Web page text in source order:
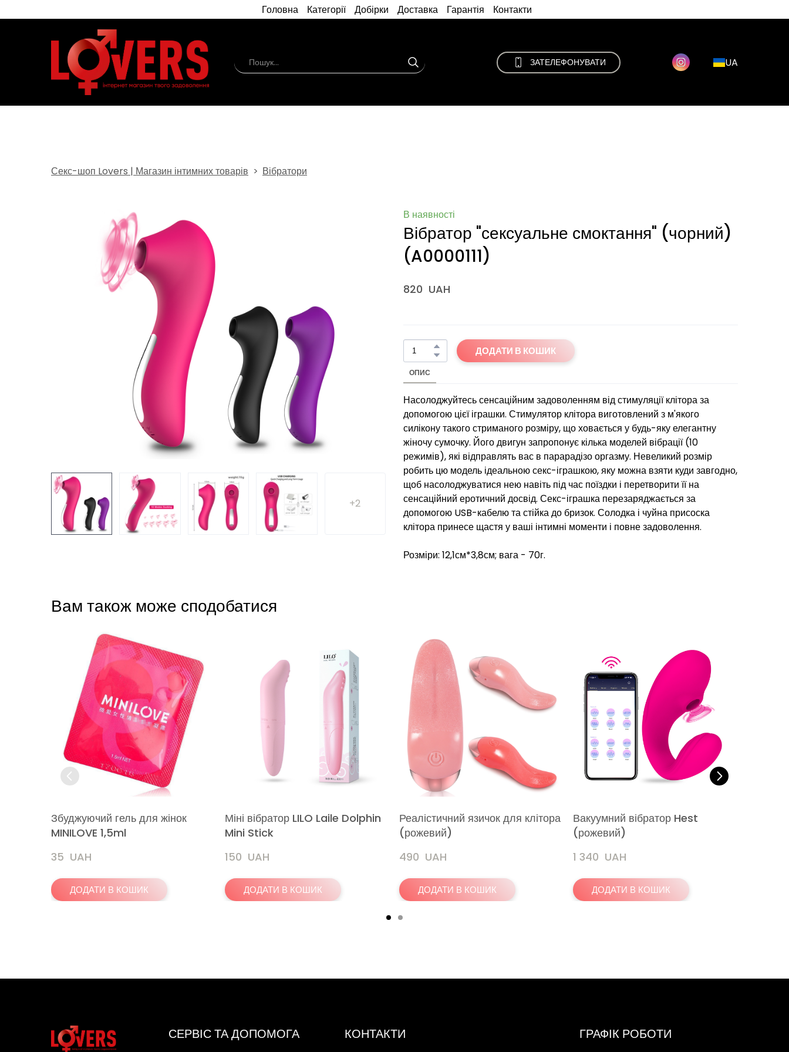
Головна Категорії Добірки Доставка Гарантія Контакти
ЗАТЕЛЕФОНУВАТИ UA
Секс-шоп Lovers | Магазин інтимних товарів Вібратори
+2
В наявності
Вібратор "сексуальне смоктання" (чорний)
(A0000111)
820  UAH
ДОДАТИ В КОШИК
ОПИС
Насолоджуйтесь сенсаційним задоволенням від стимуляції клітора за
допомогою цієї іграшки. Стимулятор клітора виготовлений з м'якого
силікону такого стриманого розміру, що ховається у будь-яку елегантну
жіночу сумочку. Його двигун запропонує кілька моделей вібрації (10
режимів), які відправлять вас в парарадізо оргазму. Невеликий розмір
робить цю модель ідеальною секс-іграшкою, яку можна взяти куди завгодно,
щоб насолоджуватися нею навіть під час поїздки і перетворити її на
сенсаційний еротичний досвід. Секс-іграшка перезаряджається за
допомогою USB-кабелю та стійка до бризок. Солодка і чуйна присоска
клітора принесе щастя у ваші інтимні моменти і повне задоволення.
Розміри: 12,1см*3,8см; вага - 70г.
Вам також може сподобатися
Збуджуючий гель для жінок
MINILOVE 1,5ml
35  UAH
ДОДАТИ В КОШИК
Міні вібратор LILO Laile Dolphin
Mini Stick
150  UAH
ДОДАТИ В КОШИК
Реалістичний язичок для клітора
(рожевий)
490  UAH
ДОДАТИ В КОШИК
Вакуумний вібратор Hest
(рожевий)
1 340  UAH
ДОДАТИ В КОШИК
СЕРВІС ТА ДОПОМОГА КОНТАКТИ ГРАФІК РОБОТИ